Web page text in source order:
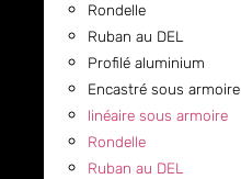
Rondelle
Ruban au DEL
Profilé aluminium
Encastré sous armoire
linéaire sous armoire
Rondelle
Ruban au DEL